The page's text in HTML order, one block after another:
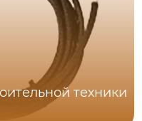
техники